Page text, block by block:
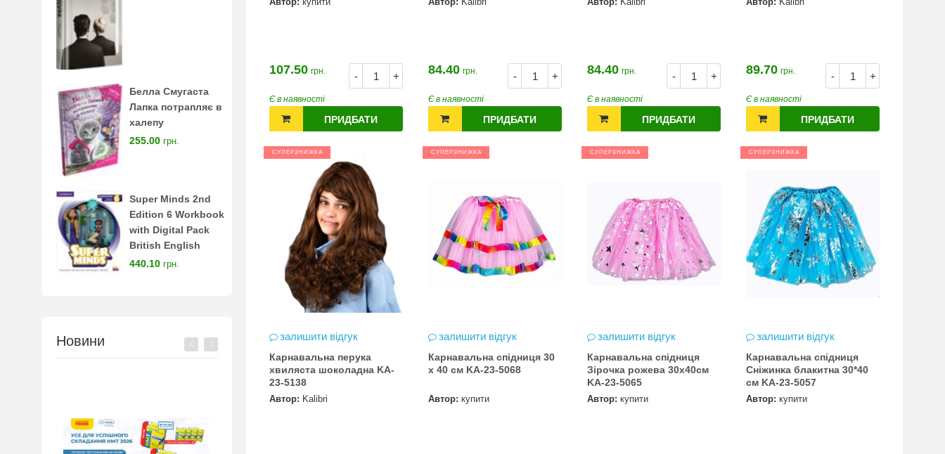
Белла Смугаста
Лапка потрапляє в
халепу
255.00 грн.
Super Minds 2nd
Edition 6 Workbook
with Digital Pack
British English
440.10 грн.
Новини
- +
107.50 грн.
Є в наявності
ПРИДБАТИ
- +
84.40 грн.
Є в наявності
ПРИДБАТИ
- +
84.40 грн.
Є в наявності
ПРИДБАТИ
- +
89.70 грн.
Є в наявності
ПРИДБАТИ
СУПЕРЗНИЖКА
залишити відгук
Карнавальна перука
хвиляста шоколадна KA-
23-5138
Автор: Kalibri
СУПЕРЗНИЖКА
залишити відгук
Карнавальна спідниця 30
х 40 см KA-23-5068
Автор: купити
СУПЕРЗНИЖКА
залишити відгук
Карнавальна спідниця
Зірочка рожева 30х40см
KA-23-5065
Автор: купити
СУПЕРЗНИЖКА
залишити відгук
Карнавальна спідниця
Сніжинка блакитна 30*40
см KA-23-5057
Автор: купити